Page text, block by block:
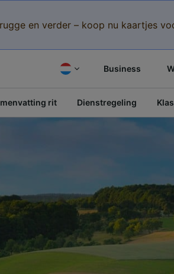
en verder – koop nu kaartjes
Business
rit Dienstregeling